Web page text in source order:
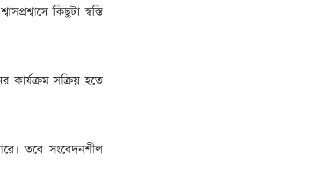
কিছুটা স্বস্তি
কার্যক্রম সক্রিয় হতে
তবে সংবেদনশীল